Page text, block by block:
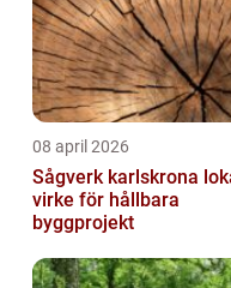
08 april 2026
Sågverk karlskrona lokalt
virke för hållbara
byggprojekt